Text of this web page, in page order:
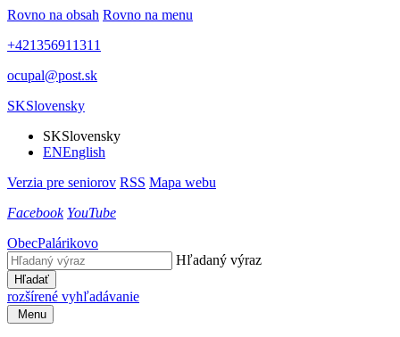
Rovno na obsah Rovno na menu
+421356911311
ocupal@post.sk
SKSlovensky
SKSlovensky
ENEnglish
Verzia pre seniorov RSS Mapa webu
Facebook YouTube
ObecPalárikovo
Hľadaný výraz
Hľadať
rozšírené vyhľadávanie
Menu